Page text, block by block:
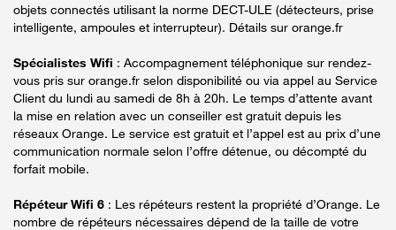
objets connectés utilisant la norme DECT-ULE (détecteurs, prise
intelligente, ampoules et interrupteur). Détails sur orange.fr
Spécialistes Wifi : Accompagnement téléphonique sur rendez-
vous pris sur orange.fr selon disponibilité ou via appel au Service
Client du lundi au samedi de 8h à 20h. Le temps d’attente avant
la mise en relation avec un conseiller est gratuit depuis les
réseaux Orange. Le service est gratuit et l’appel est au prix d’une
communication normale selon l’offre détenue, ou décompté du
forfait mobile.
Répéteur Wifi 6 : Les répéteurs restent la propriété d’Orange. Le
nombre de répéteurs nécessaires dépend de la taille de votre